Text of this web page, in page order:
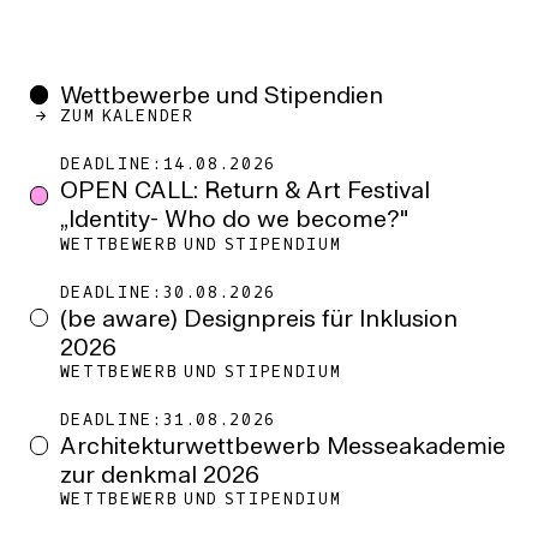
Wettbewerbe und Stipendien
ZUM KALENDER
14.08.2026
OPEN CALL: Return & Art Festival
„Identity- Who do we become?"
WETTBEWERB UND STIPENDIUM
30.08.2026
(be aware) Designpreis für Inklusion
2026
WETTBEWERB UND STIPENDIUM
31.08.2026
Architekturwettbewerb Messeakademie
zur denkmal 2026
WETTBEWERB UND STIPENDIUM